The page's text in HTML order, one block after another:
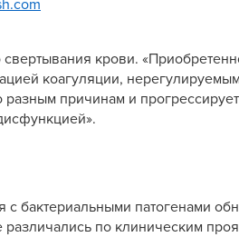
крови.
коагуляции,
причинам и
бактериальными патогенами
по клиническим